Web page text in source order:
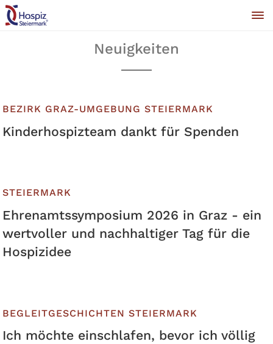
Neuigkeiten
BEZIRK GRAZ-UMGEBUNG STEIERMARK
Kinderhospizteam dankt für Spenden
STEIERMARK
Ehrenamtssymposium 2026 in Graz - ein
wertvoller und nachhaltiger Tag für die
Hospizidee
BEGLEITGESCHICHTEN STEIERMARK
Ich möchte einschlafen, bevor ich völlig